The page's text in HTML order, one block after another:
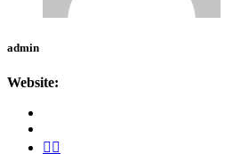
admin
Website: